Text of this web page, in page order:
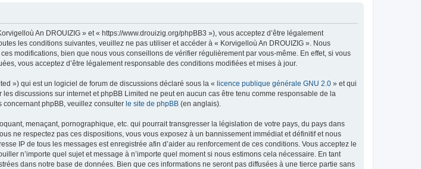
An DROUIZIG » et « https://www.drouizig.org/phpBB3 »), vous acceptez d’être légalement
les conditions suivantes, veuillez ne pas utiliser et accéder à « Korvigelloù An DROUIZIG ». Nous
modifications, bien que nous vous conseillons de vérifier régulièrement par vous-même. En effet, si vous
vous acceptez d’être légalement responsable des conditions modifiées et mises à jour.
») qui est un logiciel de forum de discussions déclaré sous la « licence publique générale GNU 2.0 » et qui
discussions sur internet et phpBB Limited ne peut en aucun cas être tenu comme responsable de la
concernant phpBB, veuillez consulter le site de phpBB (en anglais).
menaçant, pornographique, etc. qui pourrait transgresser la législation de votre pays, du pays dans
ne respectez pas ces dispositions, vous vous exposez à un bannissement immédiat et définitif et nous
IP de tous les messages est enregistrée afin d’aider au renforcement de ces conditions. Vous acceptez le
n’importe quel sujet et message à n’importe quel moment si nous estimons cela nécessaire. En tant
dans notre base de données. Bien que ces informations ne seront pas diffusées à une tierce partie sans